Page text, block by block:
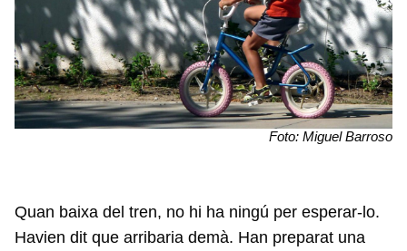
Foto: Miguel Barroso
Quan baixa del tren, no hi ha ningú per esperar-lo.
Havien dit que arribaria demà. Han preparat una